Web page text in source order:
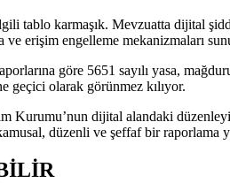
tablo karmaşık. Mevzuatta dijital
ve erişim engelleme mekanizmaları
göre 5651 sayılı yasa,
geçici olarak görünmez kılıyor.
Kurumu’nun dijital alandaki
düzenli ve şeffaf bir raporlama